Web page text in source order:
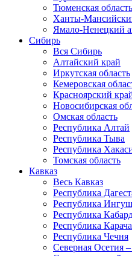
Тюменская область
Ханты-
Ямало-Ненецкий
Сибирь
Вся Сибирь
Алтайский край
Иркутская область
Кемеровская
Красноярский
Новосибирская
Омская область
Республика Алтай
Республика Тыва
Республика
Томская область
Кавказ
Весь Кавказ
Республика
Республика
Республика
Республика
Республика Чечня
Северная Осетия